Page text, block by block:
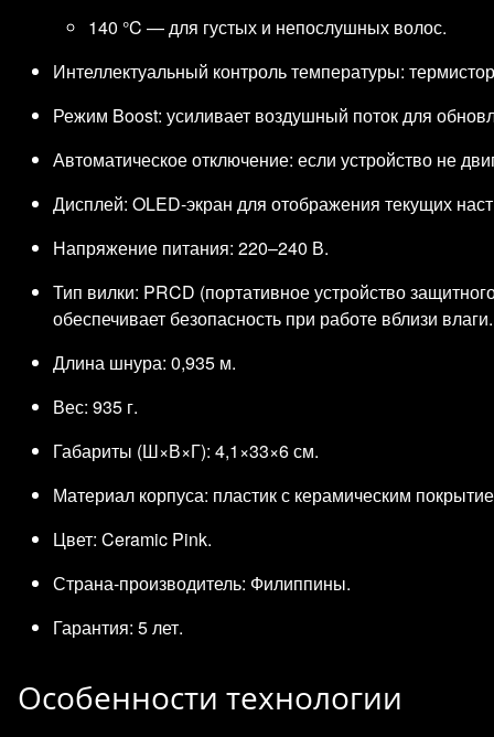
140 °C — для густых и непослушных волос.
Интеллектуальный контроль температуры:
Режим Boost: усиливает воздушный поток для
Автоматическое отключение: если устройство не
Дисплей: OLED‑экран для отображения текущих
Напряжение питания: 220–240 В.
Тип вилки: PRCD (портативное устройство
обеспечивает безопасность при работе вблизи влаги.
Длина шнура: 0,935 м.
Вес: 935 г.
Габариты (Ш×В×Г): 4,1×33×6 см.
Материал корпуса: пластик с керамическим
Цвет: Ceramic Pink.
Страна‑производитель: Филиппины.
Гарантия: 5 лет.
Особенности технологии